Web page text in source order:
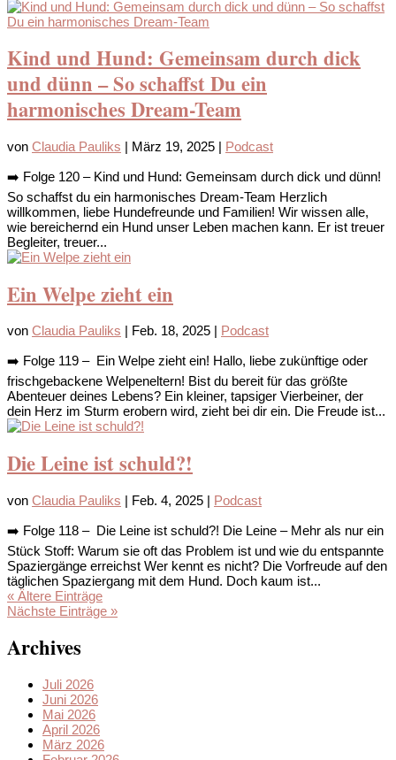
Kind und Hund: Gemeinsam durch dick
und dünn – So schaffst Du ein
harmonisches Dream-Team
von Claudia Pauliks | März 19, 2025 | Podcast
➡️ Folge 120 – Kind und Hund: Gemeinsam durch dick und dünn!
So schaffst du ein harmonisches Dream-Team Herzlich
willkommen, liebe Hundefreunde und Familien! Wir wissen alle,
wie bereichernd ein Hund unser Leben machen kann. Er ist treuer
Begleiter, treuer...
Ein Welpe zieht ein
von Claudia Pauliks | Feb. 18, 2025 | Podcast
➡️ Folge 119 – Ein Welpe zieht ein! Hallo, liebe zukünftige oder
frischgebackene Welpeneltern! Bist du bereit für das größte
Abenteuer deines Lebens? Ein kleiner, tapsiger Vierbeiner, der
dein Herz im Sturm erobern wird, zieht bei dir ein. Die Freude ist...
Die Leine ist schuld?!
von Claudia Pauliks | Feb. 4, 2025 | Podcast
➡️ Folge 118 – Die Leine ist schuld?! Die Leine – Mehr als nur ein
Stück Stoff: Warum sie oft das Problem ist und wie du entspannte
Spaziergänge erreichst Wer kennt es nicht? Die Vorfreude auf den
täglichen Spaziergang mit dem Hund. Doch kaum ist...
« Ältere Einträge
Nächste Einträge »
Archives
Juli 2026
Juni 2026
Mai 2026
April 2026
März 2026